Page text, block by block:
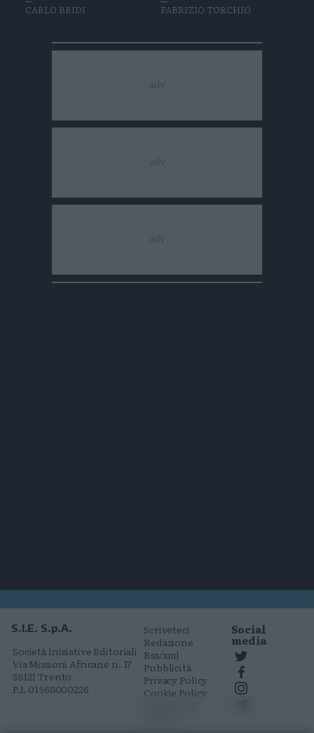
CARLO BRIDI FABRIZIO TORCHIO
S.I.E. S.p.A.
Società Iniziative Editoriali
Via Missioni Africane n. 17
38121 Trento
P.I. 01568000226
Scriveteci
Redazione
Rss/xml
Pubblicità
Privacy Policy
Cookie Policy
Social
media